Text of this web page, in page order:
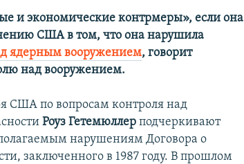
и экономические контрмеры», если она
США в том, что она нарушила
ядерным вооружением, говорит
над вооружением.
США по вопросам контроля над
Роуз Гетемюллер подчеркивают
нарушениям Договора о
заключенного в 1987 году. В прошлом